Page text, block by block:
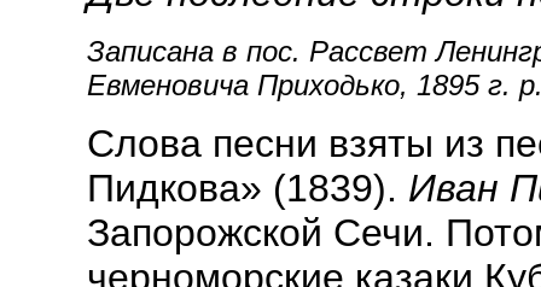
Записана в пос. Рассвет
Евменовича Приходько, 1895 г.
Слова песни взяты из
Пидкова» (1839). Иван
Запорожской Сечи.
черноморские казаки